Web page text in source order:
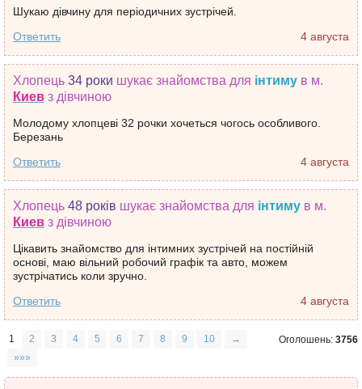
Шукаю дівчину для періодичних зустрічей.
4 августа
Ответить
Хлопець 34 роки шукає знайомства для інтиму в м.
Киев з дівчиною
Молодому хлопцеві 32 рочки хочеться чогось особливого.
Березань
4 августа
Ответить
Хлопець 48 років шукає знайомства для інтиму в м.
Киев з дівчиною
Цікавить знайомство для інтимних зустрічей на постійній
основі, маю вільний робочий графік та авто, можем
зустрічатись коли зручно.
4 августа
Ответить
Оголошень: 3756
1 2 3 4 5 6 7 8 9 10
→
»»»